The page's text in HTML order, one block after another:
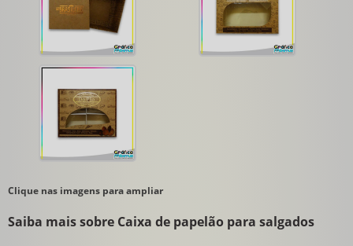
Clique nas imagens para ampliar
Saiba mais sobre Caixa de papelão para salgados